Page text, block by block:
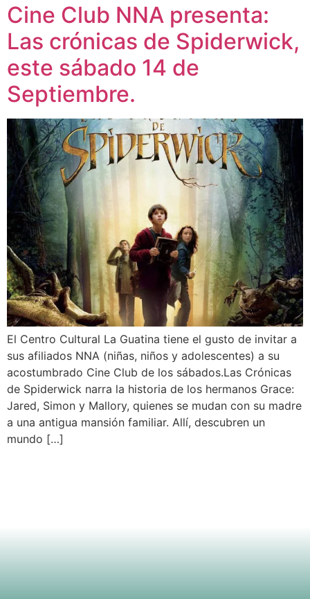
Cine Club NNA presenta:
Las crónicas de Spiderwick,
este sábado 14 de
Septiembre.
El Centro Cultural La Guatina tiene el gusto de invitar a
sus afiliados NNA (niñas, niños y adolescentes) a su
acostumbrado Cine Club de los sábados.Las Crónicas
de Spiderwick narra la historia de los hermanos Grace:
Jared, Simon y Mallory, quienes se mudan con su madre
a una antigua mansión familiar. Allí, descubren un
mundo […]